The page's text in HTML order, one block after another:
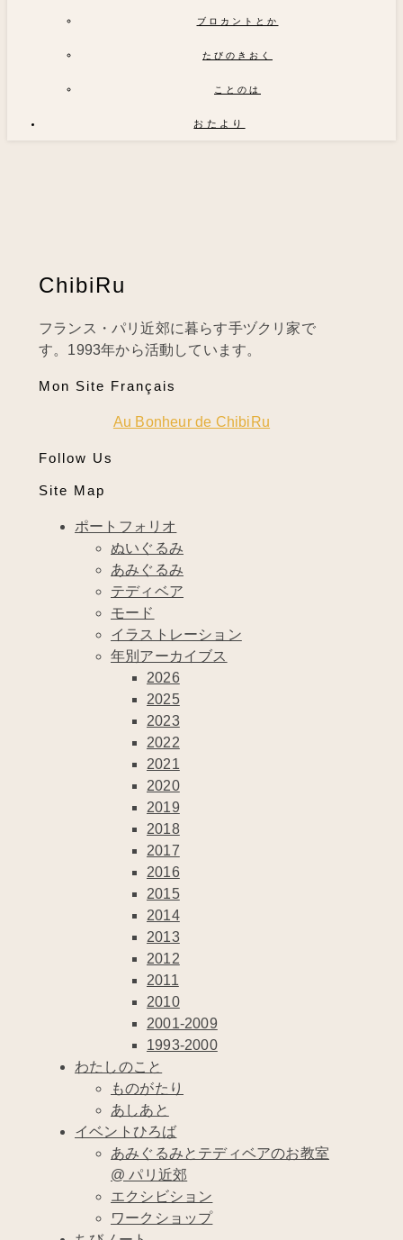
ブロカントとか
たびのきおく
ことのは
おたより
ChibiRu
フランス・パリ近郊に暮らす手ヅクリ家で
す。1993年から活動しています。
Mon Site Français
Au Bonheur de ChibiRu
Follow Us
Site Map
ポートフォリオ
ぬいぐるみ
あみぐるみ
テディベア
モード
イラストレーション
年別アーカイブス
2026
2025
2023
2022
2021
2020
2019
2018
2017
2016
2015
2014
2013
2012
2011
2010
2001-2009
1993-2000
わたしのこと
ものがたり
あしあと
イベントひろば
あみぐるみとテディベアのお教室
@ パリ近郊
エクシビション
ワークショップ